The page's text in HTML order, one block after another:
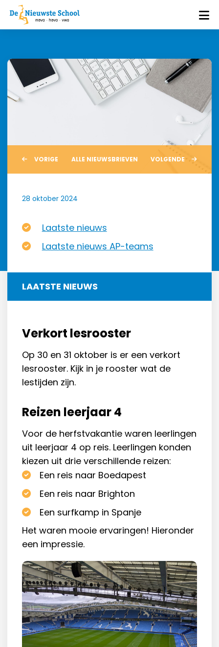
VORIGE ALLE NIEUWSBRIEVEN VOLGENDE
28 oktober 2024
Laatste nieuws
Laatste nieuws AP-teams
LAATSTE NIEUWS
Verkort lesrooster
Op 30 en 31 oktober is er een verkort
lesrooster. Kijk in je rooster wat de
lestijden zijn.
Reizen leerjaar 4
Voor de herfstvakantie waren leerlingen
uit leerjaar 4 op reis. Leerlingen konden
kiezen uit drie verschillende reizen:
Een reis naar Boedapest
Een reis naar Brighton
Een surfkamp in Spanje
Het waren mooie ervaringen! Hieronder
een impressie.